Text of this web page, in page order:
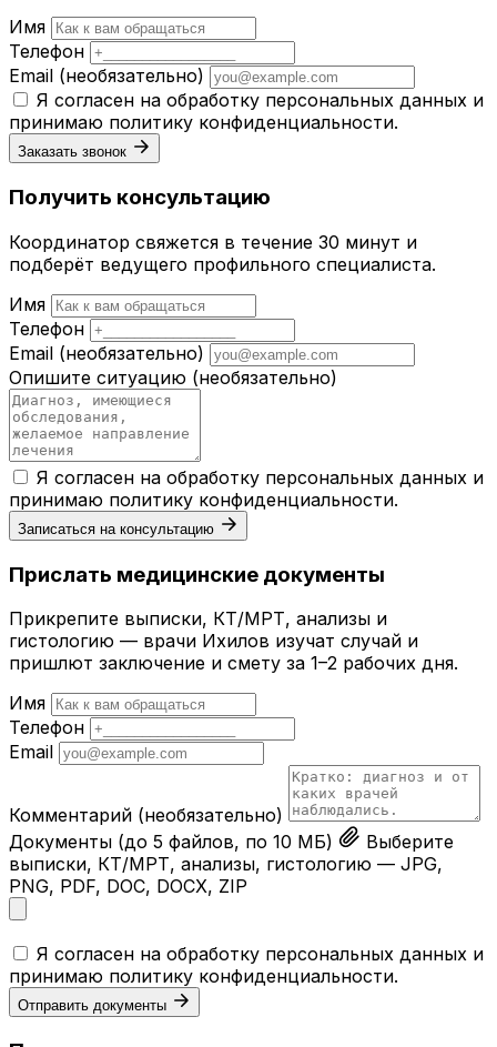
Имя
Телефон
Email (необязательно)
Я согласен на обработку персональных данных и
принимаю политику конфиденциальности.
Заказать звонок
Получить консультацию
Координатор свяжется в течение 30 минут и
подберёт ведущего профильного специалиста.
Имя
Телефон
Email (необязательно)
Опишите ситуацию (необязательно)
Я согласен на обработку персональных данных и
принимаю политику конфиденциальности.
Записаться на консультацию
Прислать медицинские документы
Прикрепите выписки, КТ/МРТ, анализы и
гистологию — врачи Ихилов изучат случай и
пришлют заключение и смету за 1–2 рабочих дня.
Имя
Телефон
Email
Комментарий (необязательно)
Документы (до 5 файлов, по 10 МБ)
Выберите
выписки, КТ/МРТ, анализы, гистологию — JPG,
PNG, PDF, DOC, DOCX, ZIP
Я согласен на обработку персональных данных и
принимаю политику конфиденциальности.
Отправить документы